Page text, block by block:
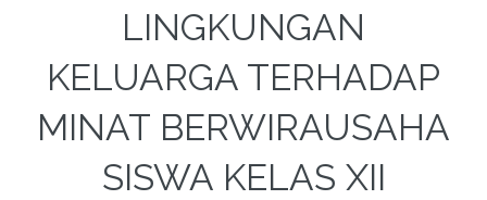
LINGKUNGAN
KELUARGA TERHADAP
MINAT BERWIRAUSAHA
SISWA KELAS XII